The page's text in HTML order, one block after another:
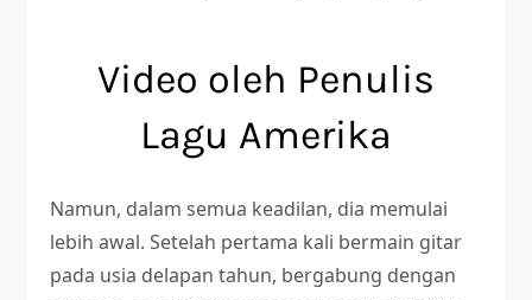
Video oleh Penulis
Lagu Amerika
Namun, dalam semua keadilan, dia memulai
lebih awal. Setelah pertama kali bermain gitar
pada usia delapan tahun, bergabung dengan